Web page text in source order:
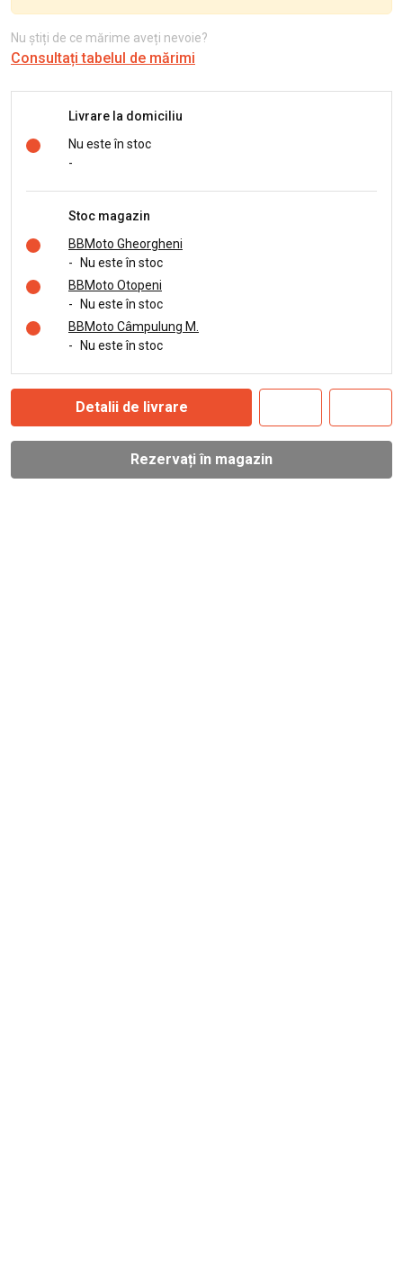
Nu știți de ce mărime aveți nevoie?
Consultați tabelul de mărimi
Livrare la domiciliu
Nu este în stoc
-
Stoc magazin
BBMoto Gheorgheni
- Nu este în stoc
BBMoto Otopeni
- Nu este în stoc
BBMoto Câmpulung M.
- Nu este în stoc
Detalii de livrare
Rezervați în magazin